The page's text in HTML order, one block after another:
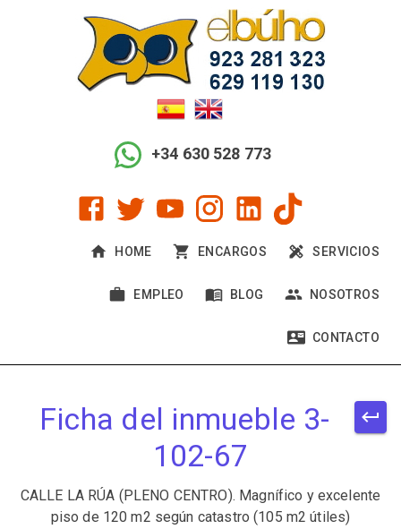
+34 630 528 773
HOME ENCARGOS SERVICIOS
EMPLEO BLOG NOSOTROS
CONTACTO
Ficha del inmueble 3-
102-67
CALLE LA RÚA (PLENO CENTRO). Magnífico y excelente
piso de 120 m2 según catastro (105 m2 útiles)